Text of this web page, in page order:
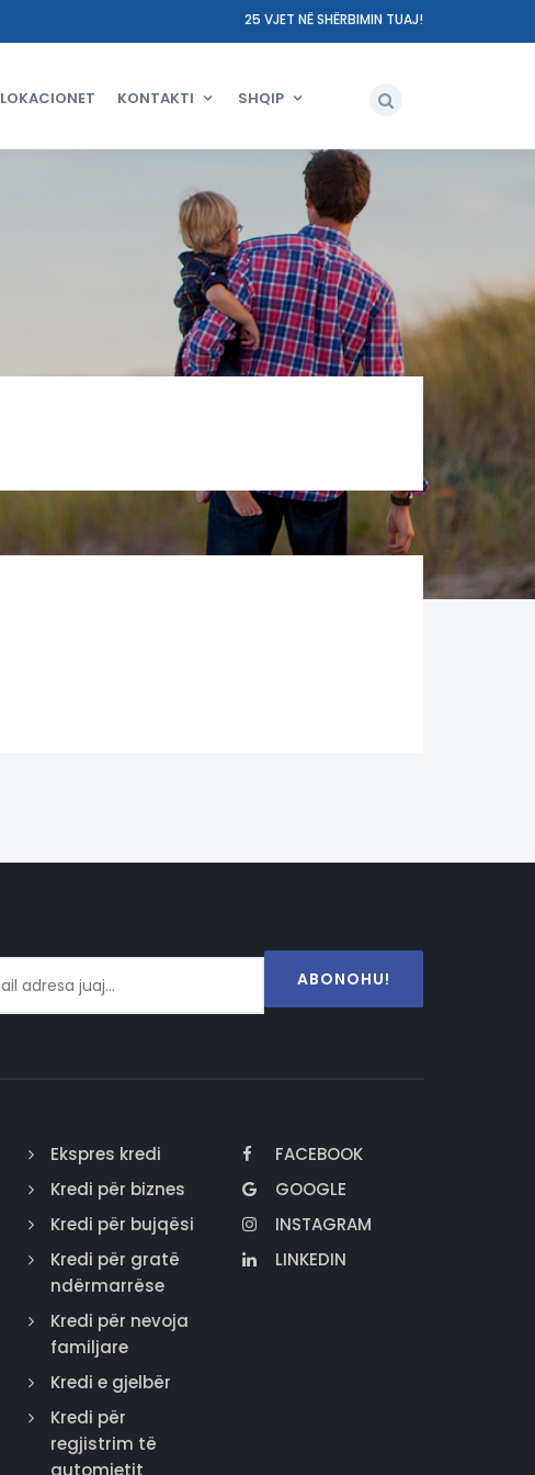
25 VJET NË SHËRBIMIN TUAJ!
LOKACIONET KONTAKTI SHQIP
ABONOHU!
Ekspres kredi
Kredi për biznes
Kredi për bujqësi
Kredi për gratë
ndërmarrëse
Kredi për nevoja
familjare
Kredi e gjelbër
Kredi për
regjistrim të
FACEBOOK
GOOGLE
INSTAGRAM
LINKEDIN